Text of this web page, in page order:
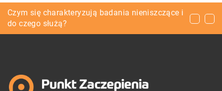
Systemy zabezpieczeń do domu – jakie
wybrać?
Czym się charakteryzują badania nieniszczące i
do czego służą?
Lakier hybrydowy – idealne dopełnienie
jesiennej stylizacji